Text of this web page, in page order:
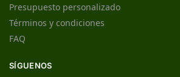
Presupuesto personalizado
Términos y condiciones
FAQ
SÍGUENOS